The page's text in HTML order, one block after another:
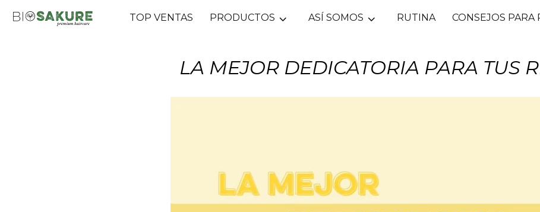
TOP VENTAS PRODUCTOS ASÍ SOMOS RUTINA CONSEJOS PARA
LA MEJOR DEDICATORIA PARA TUS